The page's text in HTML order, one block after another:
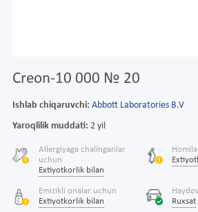
Creon-10 000 № 20
Ishlab chiqaruvchi: Abbott Laboratories B.V
Yaroqlilik muddati: 2 yil
Allergiyaga chalinganlar
uchun
Extiyotkorlik bilan
Emizikli onalar uchun
Extiyotkorlik bilan
Ruxsat